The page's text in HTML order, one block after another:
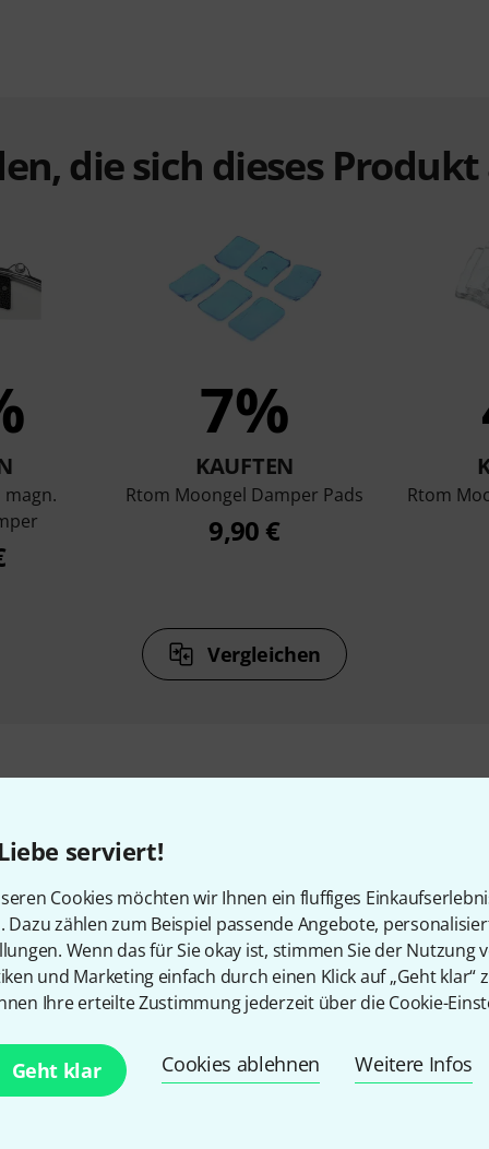
serviert!
Cookies möchten wir Ihnen ein fluffiges
Dazu zählen zum Beispiel passende Angebote,
Wenn das für Sie okay ist, stimmen Sie der Nutzung
und Marketing einfach durch einen Klick auf „Geht klar“
Ihre erteilte Zustimmung jederzeit über die Cookie-
Geht klar Cookies ablehnen Weitere Infos
die sich dieses
magn.
7%
KAUFTEN
Rtom Moongel Damper Pads
9,90 €
Rtom
Vergleichen
& passende